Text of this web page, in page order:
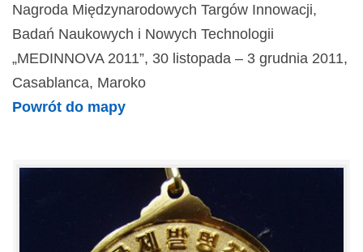
Nagroda Międzynarodowych Targów Innowacji,
Badań Naukowych i Nowych Technologii
„MEDINNOVA 2011”, 30 listopada – 3 grudnia 2011,
Casablanca, Maroko
Powrót do mapy